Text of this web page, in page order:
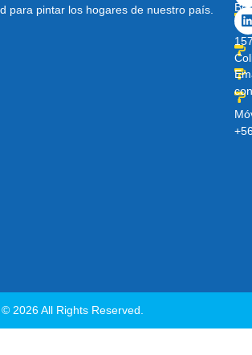
para pintar los hogares de nuestro país.
© 2026 All Rights Reserved.